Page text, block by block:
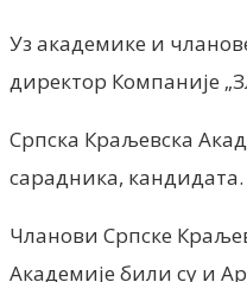
Уз академике и
директор Компаније
Српска Краљевска
сарадника, кандидата.
Чланови Српске
Академије били су и